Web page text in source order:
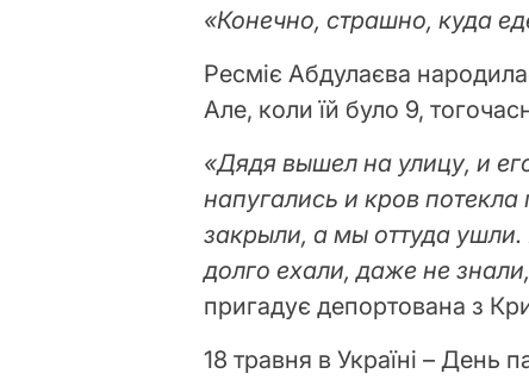
«Конечно, страшно, куда
Ресміє Абдулаєва
Але, коли їй було 9,
«Дядя вышел на улицу, и
напугались и кров
закрыли, а мы оттуда
долго ехали, даже не
пригадує депортована з
18 травня в Україні – День